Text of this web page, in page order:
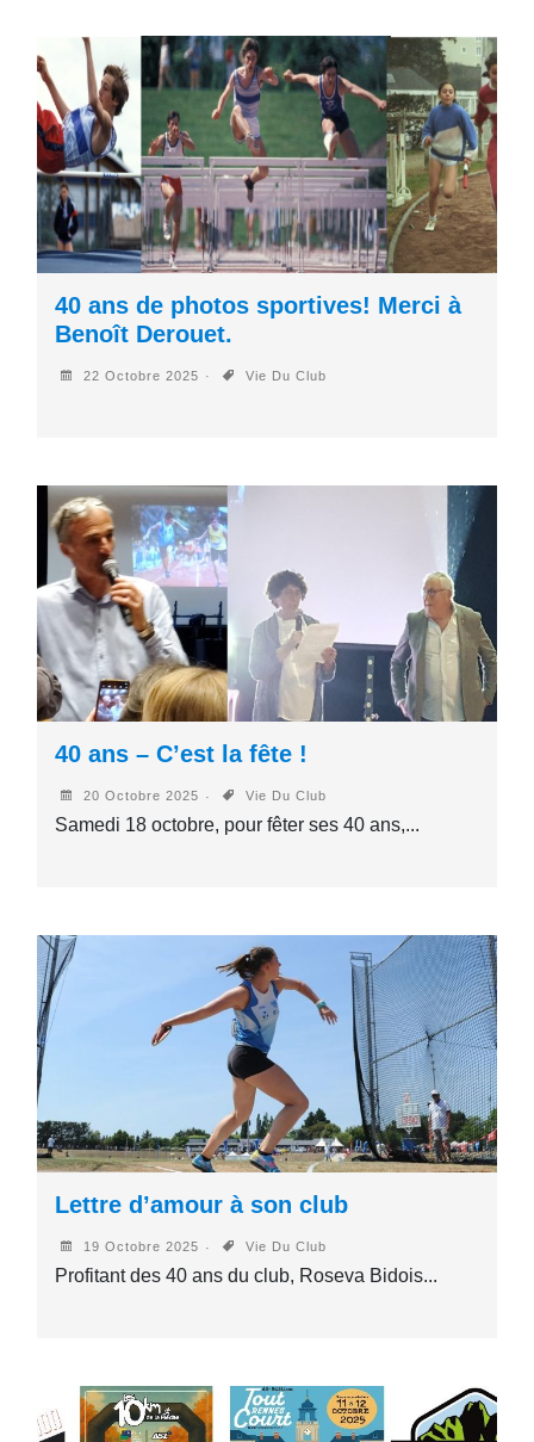
40 ans de photos sportives! Merci à
Benoît Derouet.
22 Octobre 2025 Vie Du Club
40 ans – C’est la fête !
20 Octobre 2025 Vie Du Club
Samedi 18 octobre, pour fêter ses 40 ans,...
Lettre d’amour à son club
19 Octobre 2025 Vie Du Club
Profitant des 40 ans du club, Roseva Bidois...